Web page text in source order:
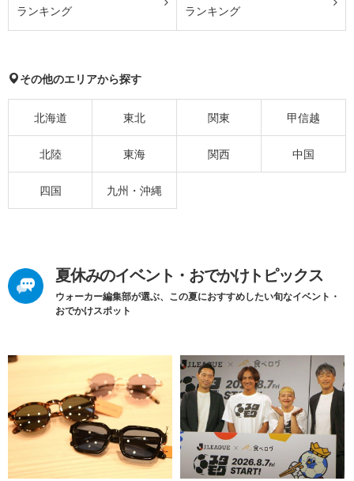
ランキング
ランキング
その他のエリアから探す
北海道 東北 関東 甲信越
北陸 東海 関西 中国
四国 九州・沖縄
夏休みのイベント・おでかけトピックス
ウォーカー編集部が選ぶ、この夏におすすめしたい旬なイベント・
おでかけスポット